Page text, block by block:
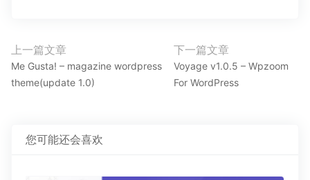
文
章
导
上一篇文章
上
一
章：
Me Gusta! – magazine wordpress
theme(update 1.0)
下一篇文章
下
一
Voyage v1.0.5 – Wpzoom
For WordPress
您可能还会喜欢